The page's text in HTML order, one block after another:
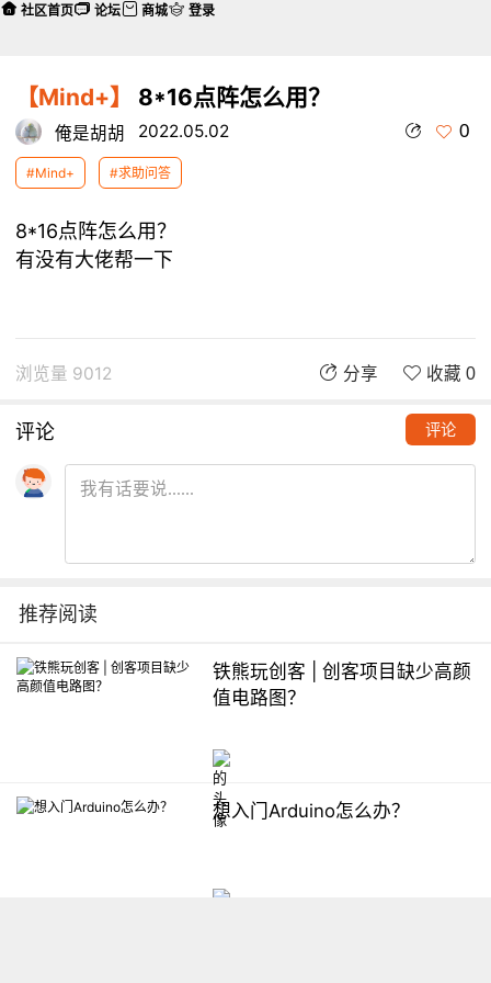
【Mind+】 8*16点阵怎么用？
俺是胡胡 2022.05.02 0
#Mind+ #求助问答
8*16点阵怎么用？
有没有大佬帮一下
浏览量 9012 分享 收藏 0
评论 评论
推荐阅读
铁熊玩创客 | 创客项目缺少高颜
值电路图？
想入门Arduino怎么办？
社区首页 论坛 商城 登录